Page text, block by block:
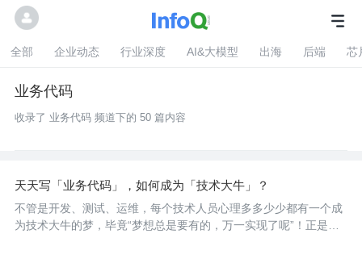
全部 企业动态 行业深度 AI&大模型 出海 后端 芯
业务代码
收录了 业务代码 频道下的 50 篇内容
天天写「业务代码」，如何成为「技术大牛」？
不管是开发、测试、运维，每个技术人员心理多多少少都有一个成
为技术大牛的梦，毕竟“梦想总是要有的，万一实现了呢”！正是对